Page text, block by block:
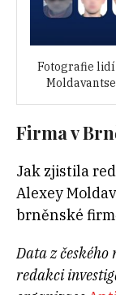
Fotografie lidí
Firma v
Jak zjistila
Alexey
brněnské
Data z
redakci